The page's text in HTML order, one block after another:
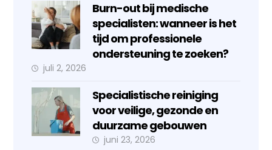
Burn-out bij medische
specialisten: wanneer is het
tijd om professionele
ondersteuning te zoeken?
juli 2, 2026
Specialistische reiniging
voor veilige, gezonde en
duurzame gebouwen
juni 23, 2026